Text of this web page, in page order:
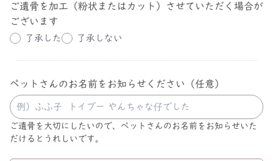
ご遺骨を加工（粉状またはカット）させていただく場合が
ございます
了承した 了承しない
ペットさんのお名前をお知らせください（任意）
ご遺骨を大切にしたいので、ペットさんのお名前をお知らせいた
だけるとうれしいです。